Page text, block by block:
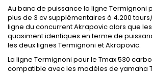
Au banc de puissance la ligne Termignoni
plus de 3 cv supplémentaires à 4.200
ligne du concurrent Akrapovic alors que
quasiment identiques en terme de
les deux lignes Termignoni et Akrapovic.
La ligne Termignoni pour le Tmax 530
compatible avec les modèles de yamaha